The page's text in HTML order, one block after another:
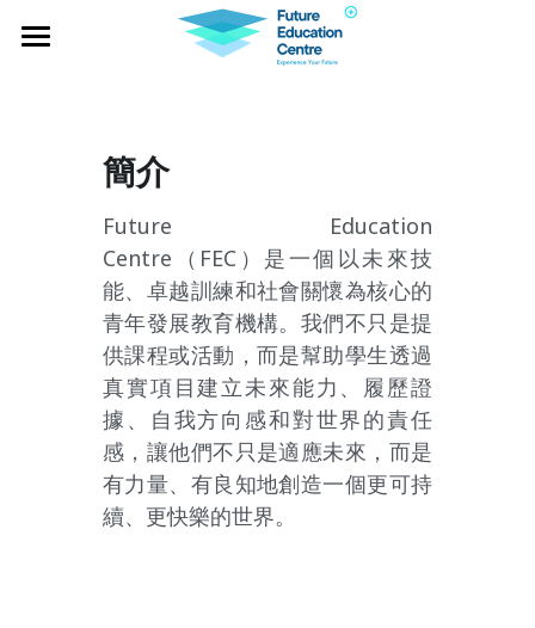
Industry Lab
Global Expeditions
Outbound Services
Social Impacts
NOTA
簡介
Future Education
Centre（FEC）是一個以未來技
能、卓越訓練和社會關懷為核心的
青年發展教育機構。我們不只是提
供課程或活動，而是幫助學生透過
真實項目建立未來能力、履歷證
據、自我方向感和對世界的責任
感，讓他們不只是適應未來，而是
有力量、有良知地創造一個更可持
續、更快樂的世界。
BLOG CATEGORIES